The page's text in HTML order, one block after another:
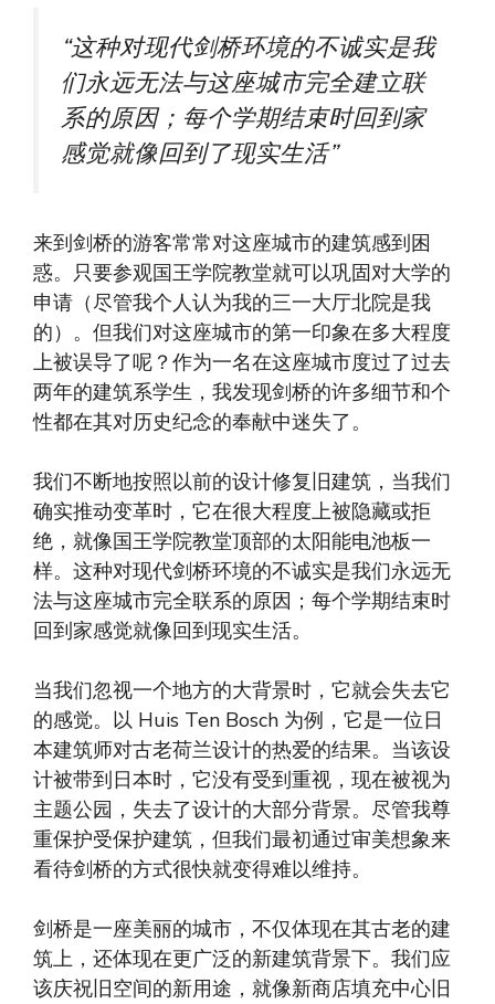
“这种对现代剑桥环境的不诚实是我
们永远无法与这座城市完全建立联
系的原因；每个学期结束时回到家
感觉就像回到了现实生活”
来到剑桥的游客常常对这座城市的建筑感到困
惑。只要参观国王学院教堂就可以巩固对大学的
申请（尽管我个人认为我的三一大厅北院是我
的）。但我们对这座城市的第一印象在多大程度
上被误导了呢？作为一名在这座城市度过了过去
两年的建筑系学生，我发现剑桥的许多细节和个
性都在其对历史纪念的奉献中迷失了。
我们不断地按照以前的设计修复旧建筑，当我们
确实推动变革时，它在很大程度上被隐藏或拒
绝，就像国王学院教堂顶部的太阳能电池板一
样。这种对现代剑桥环境的不诚实是我们永远无
法与这座城市完全联系的原因；每个学期结束时
回到家感觉就像回到现实生活。
当我们忽视一个地方的大背景时，它就会失去它
的感觉。以 Huis Ten Bosch 为例，它是一位日
本建筑师对古老荷兰设计的热爱的结果。当该设
计被带到日本时，它没有受到重视，现在被视为
主题公园，失去了设计的大部分背景。尽管我尊
重保护受保护建筑，但我们最初通过审美想象来
看待剑桥的方式很快就变得难以维持。
剑桥是一座美丽的城市，不仅体现在其古老的建
筑上，还体现在更广泛的新建筑背景下。我们应
该庆祝旧空间的新用途，就像新商店填充中心旧